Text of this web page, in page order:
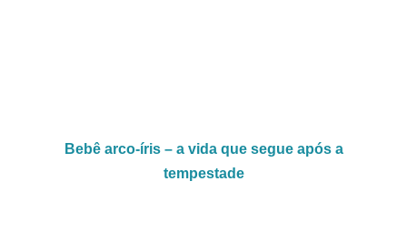
Bebê arco-íris – a vida que segue após a
tempestade